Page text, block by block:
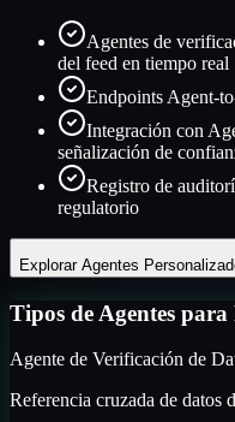
Agentes de
del feed en tiempo real
Endpoints Agent-
Integración con
señalización de
Registro de
regulatorio
Explorar Agentes
Tipos de Agentes para
Agente de Verificación de
Referencia cruzada de datos